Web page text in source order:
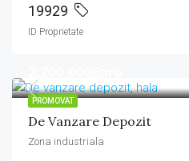
19929
ID Proprietate
PROMOVAT
De Vanzare Depozit
Zona industriala